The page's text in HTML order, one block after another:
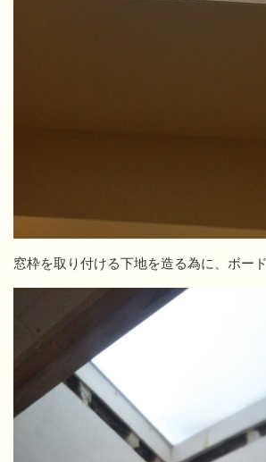
窓枠を取り付ける下地を造る為に、ボー